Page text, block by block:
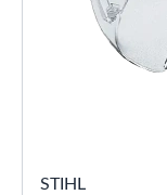
STIHL